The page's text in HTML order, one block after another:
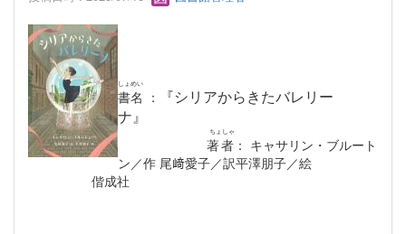
書名
しょめい
：
『シリアからきたバレリー
ナ』
著者
ちょしゃ
： キャサリン・ブルート
ン／作 尾﨑愛子／訳平澤朋子／絵
偕成社